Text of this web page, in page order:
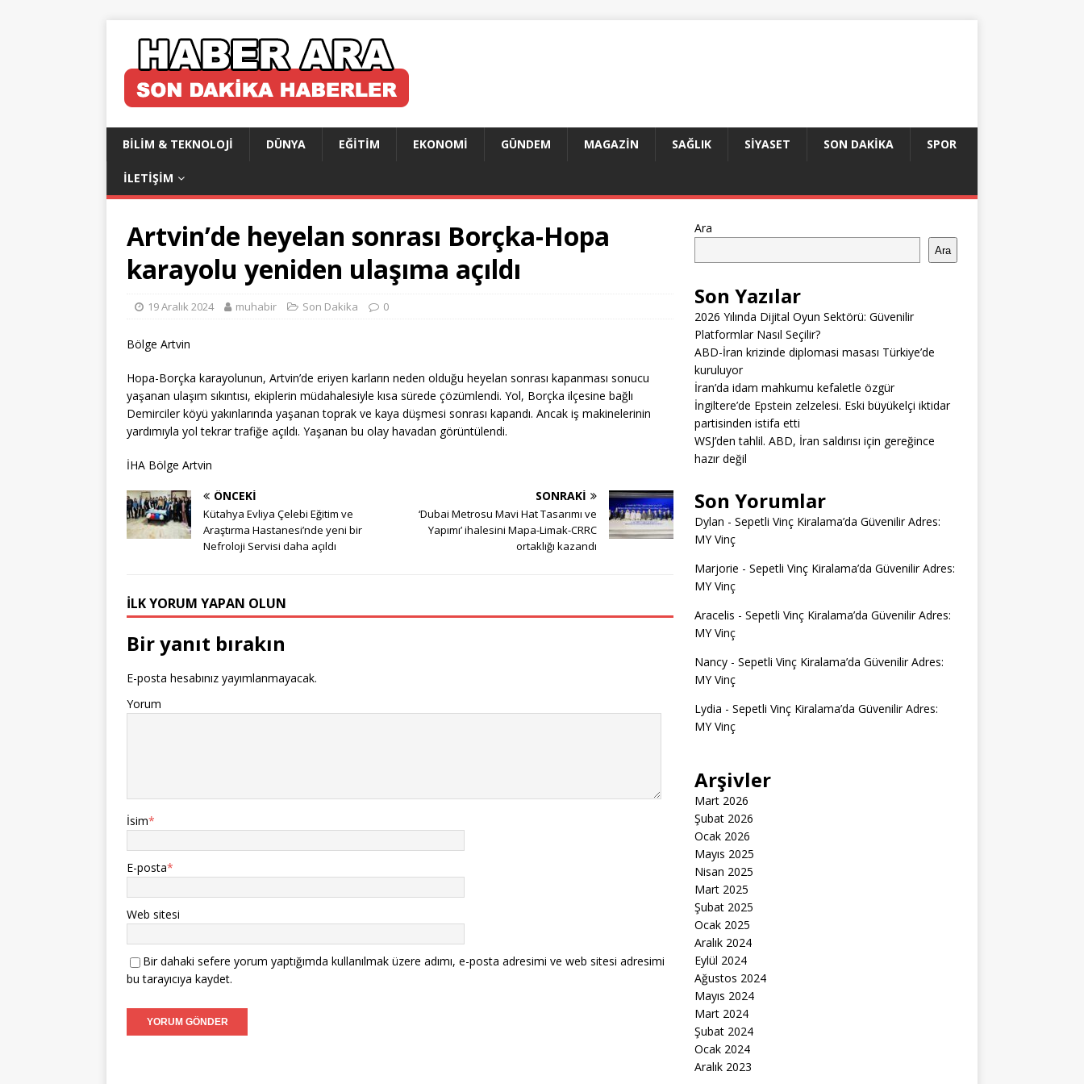
BILIM & TEKNOLOJI DÜNYA EĞITIM EKONOMI GÜNDEM MAGAZIN SAĞLIK SIYASET SON DAKIKA SPOR
İLETIŞIM
Artvin’de heyelan sonrası Borçka-Hopa
karayolu yeniden ulaşıma açıldı
19 Aralık 2024 muhabir Son Dakika 0
Bölge Artvin
Hopa-Borçka karayolunun, Artvin’de eriyen karların neden olduğu heyelan sonrası kapanması sonucu
yaşanan ulaşım sıkıntısı, ekiplerin müdahalesiyle kısa sürede çözümlendi. Yol, Borçka ilçesine bağlı
Demirciler köyü yakınlarında yaşanan toprak ve kaya düşmesi sonrası kapandı. Ancak iş makinelerinin
yardımıyla yol tekrar trafiğe açıldı. Yaşanan bu olay havadan görüntülendi.
İHA Bölge Artvin
ÖNCEKI
Kütahya Evliya Çelebi Eğitim ve
Araştırma Hastanesi’nde yeni bir
Nefroloji Servisi daha açıldı
SONRAKI
‘Dubai Metrosu Mavi Hat Tasarımı ve
Yapımı’ ihalesini Mapa-Limak-CRRC
ortaklığı kazandı
İLK YORUM YAPAN OLUN
Bir yanıt bırakın
E-posta hesabınız yayımlanmayacak.
Yorum
İsim*
E-posta*
Web sitesi
Bir dahaki sefere yorum yaptığımda kullanılmak üzere adımı, e-posta adresimi ve web sitesi adresimi
bu tarayıcıya kaydet.
Ara
Ara
Son Yazılar
2026 Yılında Dijital Oyun Sektörü: Güvenilir
Platformlar Nasıl Seçilir?
ABD-İran krizinde diplomasi masası Türkiye’de
kuruluyor
İran’da idam mahkumu kefaletle özgür
İngiltere’de Epstein zelzelesi. Eski büyükelçi iktidar
partisinden istifa etti
WSJ’den tahlil. ABD, İran saldırısı için gereğince
hazır değil
Son Yorumlar
Dylan - Sepetli Vinç Kiralama’da Güvenilir Adres:
MY Vinç
Marjorie - Sepetli Vinç Kiralama’da Güvenilir Adres:
MY Vinç
Aracelis - Sepetli Vinç Kiralama’da Güvenilir Adres:
MY Vinç
Nancy- Sepetli Vinç Kiralama’da Güvenilir Adres:
MY Vinç
Lydia - Sepetli Vinç Kiralama’da Güvenilir Adres:
MY Vinç
Arşivler
Mart 2026
Şubat 2026
Ocak 2026
Mayıs 2025
Nisan 2025
Mart 2025
Şubat 2025
Ocak 2025
Aralık 2024
Eylül 2024
Ağustos 2024
Mayıs 2024
Mart 2024
Şubat 2024
Ocak 2024
Aralık 2023